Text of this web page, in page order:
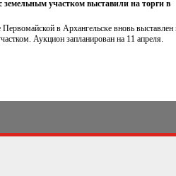
земельным участком выставили на торги в
в Архангельске вновь выставлен
Аукцион запланирован на 11 апреля.